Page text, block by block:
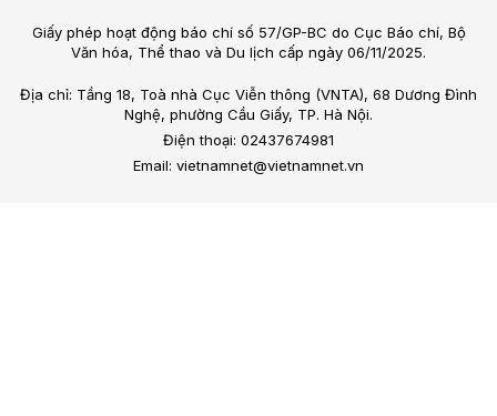
Giấy phép hoạt động báo chí số 57/GP-BC do Cục Báo chí, Bộ
Văn hóa, Thể thao và Du lịch cấp ngày 06/11/2025.
Địa chỉ: Tầng 18, Toà nhà Cục Viễn thông (VNTA), 68 Dương Đình
Nghệ, phường Cầu Giấy, TP. Hà Nội.
Điện thoại: 02437674981
Email: vietnamnet@vietnamnet.vn